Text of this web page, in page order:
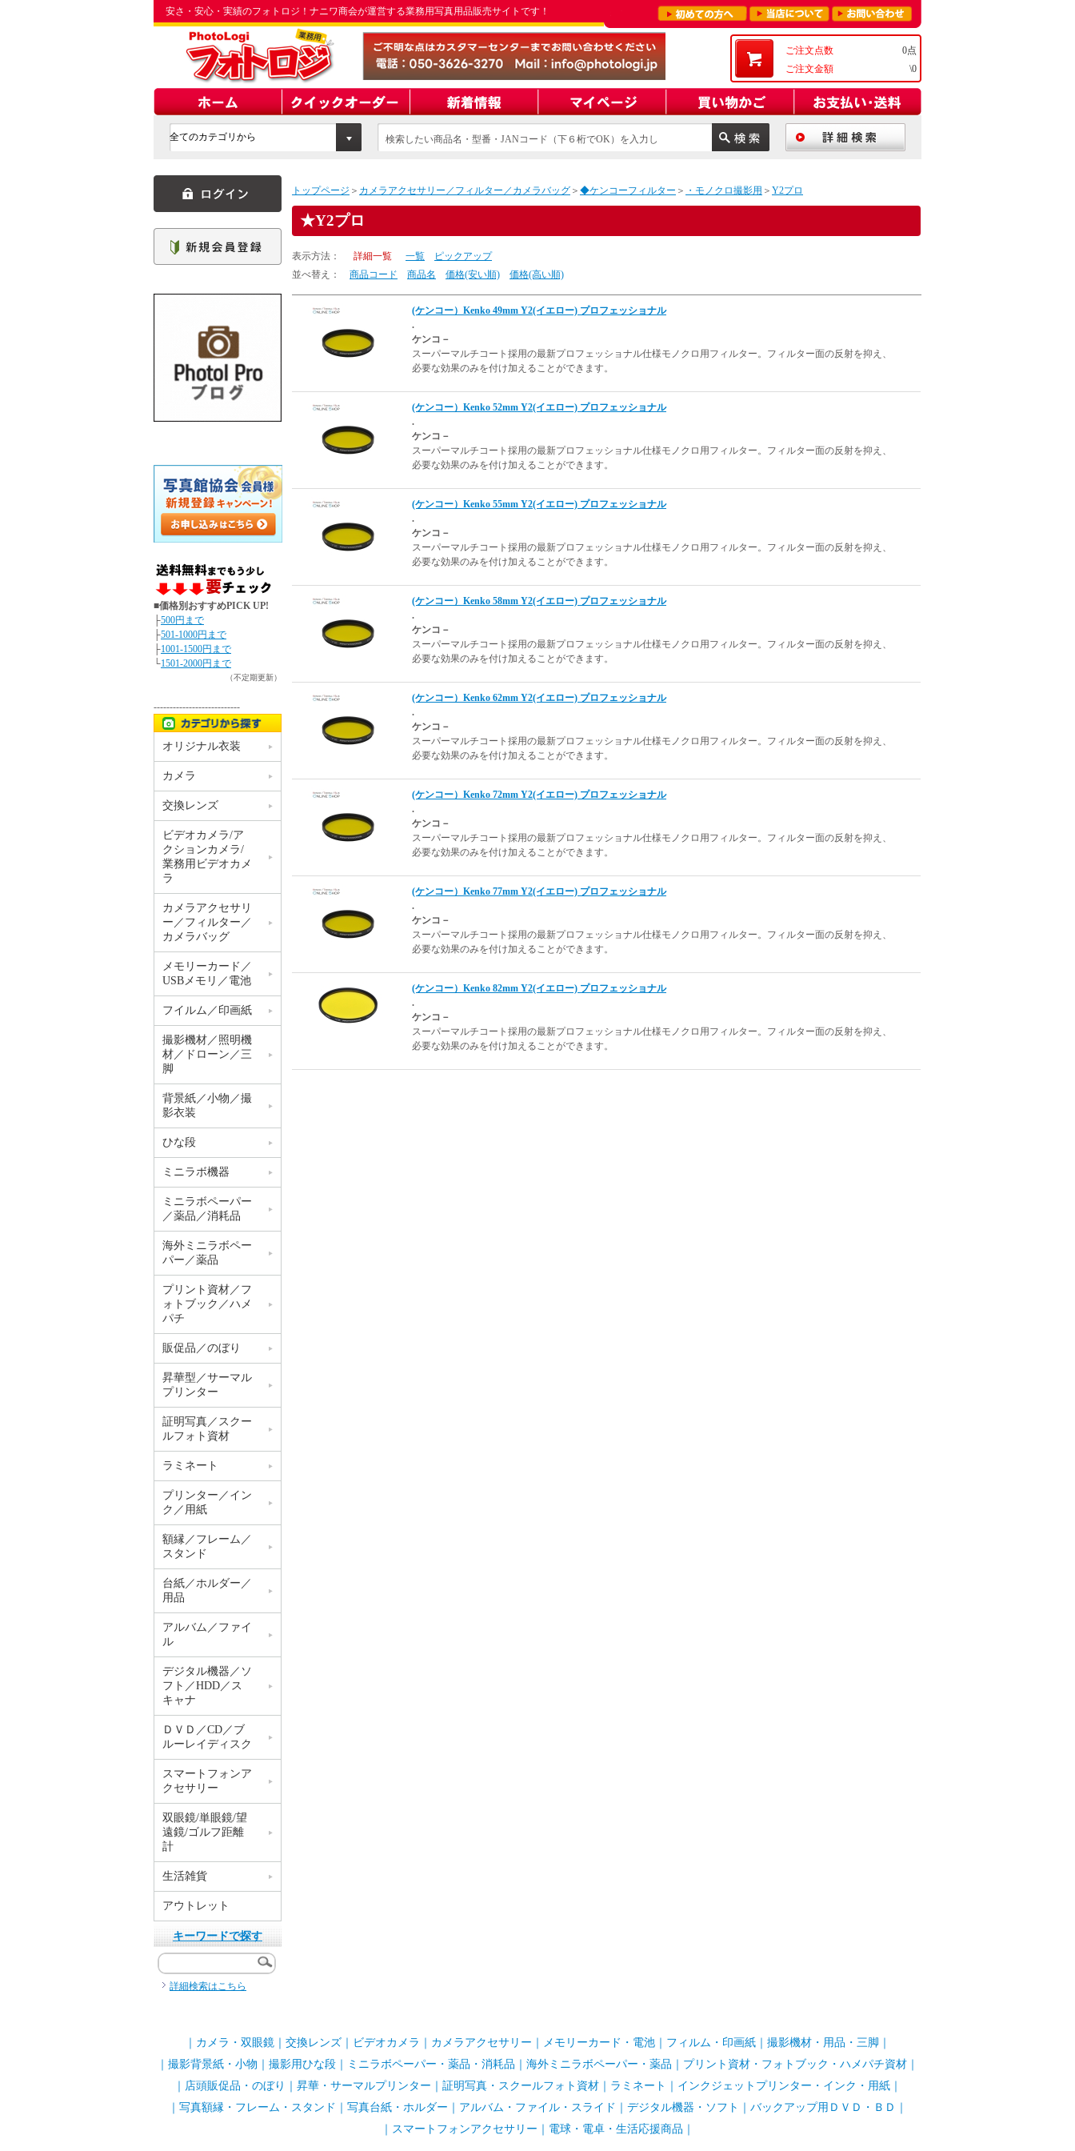
安さ・安心・実績のフォトロジ！ナニワ商会が運営する業務用写真用品販売サイトです！
ご注文点数
0点
ご注文金額
\0
検索したい商品名・型番・JANコード（下６桁でOK）を入力し
トップページ ＞ カメラアクセサリー／フィルター／カメラバッグ ＞ ◆ケンコーフィルター ＞ ・モノクロ撮影用 ＞ Y2プロ
Y2プロ
表示方法： 詳細一覧 一覧
ピックアップ
並べ替え：
商品コード 商品名 価格(安い順) 価格(高い順)
(ケンコー）Kenko 49mm Y2(イエロー) プロフェッショナル
.
ケンコ－
スーパーマルチコート採用の最新プロフェッショナル仕様モノクロ用フィルター。フィルター面の反射を抑え、
必要な効果のみを付け加えることができます。
(ケンコー）Kenko 52mm Y2(イエロー) プロフェッショナル
.
ケンコ－
スーパーマルチコート採用の最新プロフェッショナル仕様モノクロ用フィルター。フィルター面の反射を抑え、
必要な効果のみを付け加えることができます。
(ケンコー）Kenko 55mm Y2(イエロー) プロフェッショナル
.
ケンコ－
スーパーマルチコート採用の最新プロフェッショナル仕様モノクロ用フィルター。フィルター面の反射を抑え、
必要な効果のみを付け加えることができます。
(ケンコー）Kenko 58mm Y2(イエロー) プロフェッショナル
.
ケンコ－
スーパーマルチコート採用の最新プロフェッショナル仕様モノクロ用フィルター。フィルター面の反射を抑え、
必要な効果のみを付け加えることができます。
(ケンコー）Kenko 62mm Y2(イエロー) プロフェッショナル
.
ケンコ－
スーパーマルチコート採用の最新プロフェッショナル仕様モノクロ用フィルター。フィルター面の反射を抑え、
必要な効果のみを付け加えることができます。
(ケンコー）Kenko 72mm Y2(イエロー) プロフェッショナル
.
ケンコ－
スーパーマルチコート採用の最新プロフェッショナル仕様モノクロ用フィルター。フィルター面の反射を抑え、
必要な効果のみを付け加えることができます。
(ケンコー）Kenko 77mm Y2(イエロー) プロフェッショナル
.
ケンコ－
スーパーマルチコート採用の最新プロフェッショナル仕様モノクロ用フィルター。フィルター面の反射を抑え、
必要な効果のみを付け加えることができます。
(ケンコー）Kenko 82mm Y2(イエロー) プロフェッショナル
.
ケンコ－
スーパーマルチコート採用の最新プロフェッショナル仕様モノクロ用フィルター。フィルター面の反射を抑え、
必要な効果のみを付け加えることができます。
■価格別おすすめPICK UP!
├500円まで
├501-1000円まで
├1001-1500円まで
└1501-2000円まで
（不定期更新）
---------------------------
オリジナル衣装
カメラ
交換レンズ
ビデオカメラ/ア
クションカメラ/
業務用ビデオカメ
ラ
カメラアクセサリ
ー／フィルター／
カメラバッグ
メモリーカード／
USBメモリ／電池
フイルム／印画紙
撮影機材／照明機
材／ドローン／三
脚
背景紙／小物／撮
影衣装
ひな段
ミニラボ機器
ミニラボペーパー
／薬品／消耗品
海外ミニラボペー
パー／薬品
プリント資材／フ
ォトブック／ハメ
パチ
販促品／のぼり
昇華型／サーマル
プリンター
証明写真／スクー
ルフォト資材
ラミネート
プリンター／イン
ク／用紙
額縁／フレーム／
スタンド
台紙／ホルダー／
用品
アルバム／ファイ
ル
デジタル機器／ソ
フト／HDD／ス
キャナ
ＤＶＤ／CD／ブ
ルーレイディスク
スマートフォンア
クセサリー
双眼鏡/単眼鏡/望
遠鏡/ゴルフ距離
計
生活雑貨
アウトレット
キーワードで探す
詳細検索はこちら
カメラ・双眼鏡 交換レンズ ビデオカメラ カメラアクセサリー メモリーカード・電池 フィルム・印画紙 撮影機材・用品・三脚
撮影背景紙・小物 撮影用ひな段 ミニラボペーパー・薬品・消耗品 海外ミニラボペーパー・薬品 プリント資材・フォトブック・ハメパチ資材
店頭販促品・のぼり 昇華・サーマルプリンター 証明写真・スクールフォト資材 ラミネート インクジェットプリンター・インク・用紙
写真額縁・フレーム・スタンド 写真台紙・ホルダー アルバム・ファイル・スライド デジタル機器・ソフト バックアップ用ＤＶＤ・ＢＤ
スマートフォンアクセサリー 電球・電卓・生活応援商品｜